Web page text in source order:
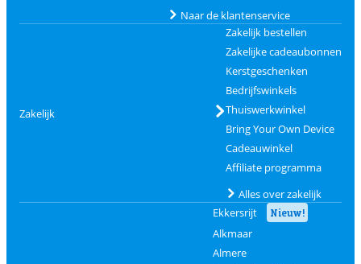
Naar de klantenservice
Zakelijk
Zakelijk bestellen
Zakelijke cadeaubonnen
Kerstgeschenken
Bedrijfswinkels
Thuiswerkwinkel
Bring Your Own Device
Cadeauwinkel
Affiliate programma
Alles over zakelijk
Ekkersrijt Nieuw!
Alkmaar
Almere